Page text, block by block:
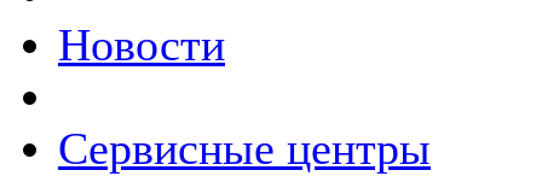
Новости
Сервисные центры